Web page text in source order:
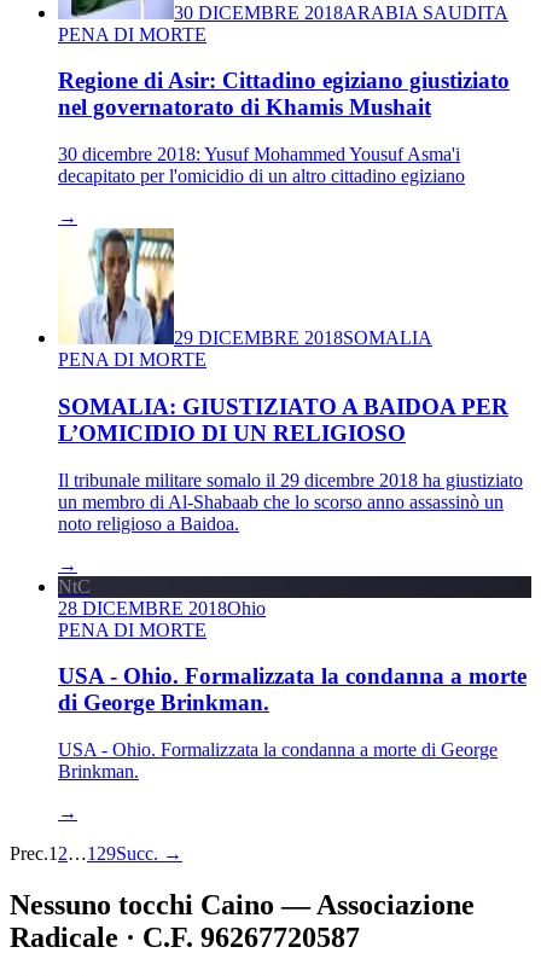
30 DICEMBRE 2018ARABIA SAUDITA
PENA DI MORTE
Regione di Asir: Cittadino egiziano giustiziato
nel governatorato di Khamis Mushait
30 dicembre 2018: Yusuf Mohammed Yousuf Asma'i
decapitato per l'omicidio di un altro cittadino egiziano
→
29 DICEMBRE 2018SOMALIA
PENA DI MORTE
SOMALIA: GIUSTIZIATO A BAIDOA PER
L’OMICIDIO DI UN RELIGIOSO
Il tribunale militare somalo il 29 dicembre 2018 ha giustiziato
un membro di Al-Shabaab che lo scorso anno assassinò un
noto religioso a Baidoa.
→
NtC
28 DICEMBRE 2018Ohio
PENA DI MORTE
USA - Ohio. Formalizzata la condanna a morte
di George Brinkman.
USA - Ohio. Formalizzata la condanna a morte di George
Brinkman.
→
Prec.1 2…129Succ. →
Nessuno tocchi Caino — Associazione
Radicale · C.F. 96267720587